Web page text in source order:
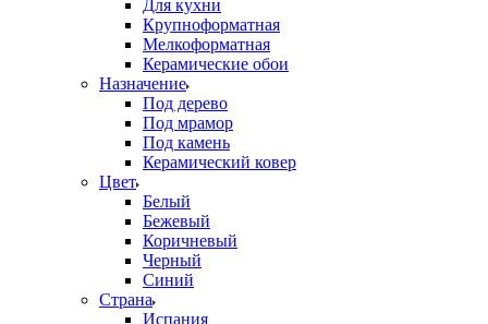
Для кухни
Крупноформатная
Мелкоформатная
Керамические обои
Назначение
Под дерево
Под мрамор
Под камень
Керамический ковер
Цвет
Белый
Бежевый
Коричневый
Черный
Синий
Страна
Испания